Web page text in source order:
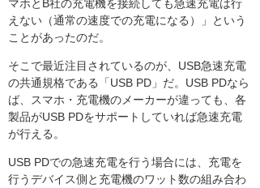
マホとB社の充電機を接続しても急速充電は行
えない（通常の速度での充電になる）」という
ことがあったのだ。
そこで最近注目されているのが、USB急速充電
の共通規格である「USB PD」だ。USB PDなら
ば、スマホ・充電機のメーカーが違っても、各
製品がUSB PDをサポートしていれば急速充電
が行える。
USB PDでの急速充電を行う場合には、充電を
行うデバイス側と充電機のワット数の組み合わ